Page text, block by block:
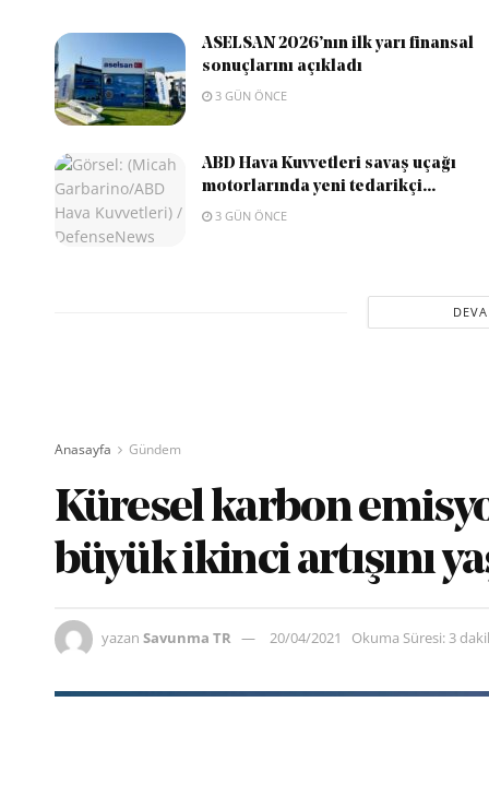
ASELSAN 2026’nın ilk yarı finansal
sonuçlarını açıkladı
3 GÜN ÖNCE
ABD Hava Kuvvetleri savaş uçağı
motorlarında yeni tedarikçi...
3 GÜN ÖNCE
Anasayfa Gündem
Küresel karbon
büyük ikinci artışını
yazan Savunma TR 20/04/2021 Okuma Süresi: 3